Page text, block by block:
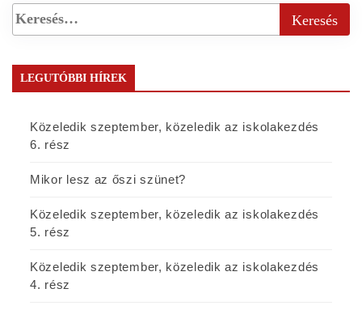
LEGUTÓBBI HÍREK
Közeledik szeptember, közeledik az iskolakezdés
6. rész
Mikor lesz az őszi szünet?
Közeledik szeptember, közeledik az iskolakezdés
5. rész
Közeledik szeptember, közeledik az iskolakezdés
4. rész